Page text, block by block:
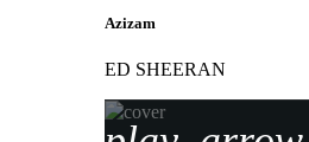
Azizam
ED SHEERAN